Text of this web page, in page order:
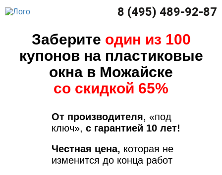
8 (495) 489-92-87
Заберите один из 100
купонов на пластиковые
окна в Можайске
со скидкой 65%
От производителя, «под
ключ», с гарантией 10 лет!
Честная цена, которая не
изменится до конца работ